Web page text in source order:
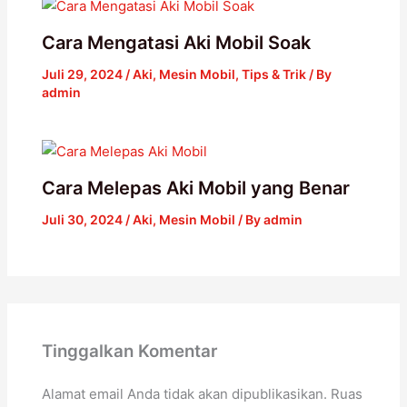
Cara Mengatasi Aki Mobil Soak
Juli 29, 2024/Aki, Mesin Mobil, Tips & Trik/ By
admin
Cara Melepas Aki Mobil yang Benar
Juli 30, 2024 /Aki, Mesin Mobil / Byadmin
Tinggalkan Komentar
Alamat email Anda tidak akan dipublikasikan. Ruas